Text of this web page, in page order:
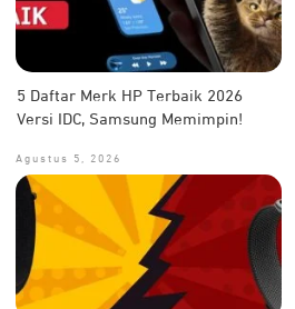
5 Daftar Merk HP Terbaik 2026
Versi IDC, Samsung Memimpin!
Agustus 5, 2026